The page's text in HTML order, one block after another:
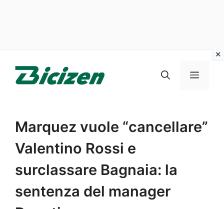
Menu
Marquez vuole “cancellare”
Valentino Rossi e
surclassare Bagnaia: la
sentenza del manager